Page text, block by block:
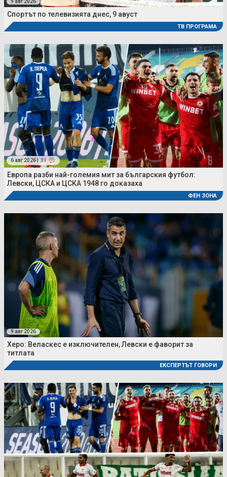
9 авг 2026
Спортът по телевизията днес, 9 авуст
ТВ ПРОГРАМА
6 авг 2026 | 11
Европа разби най-големия мит за българския футбол:
Левски, ЦСКА и ЦСКА 1948 го доказаха
ФЕН ЗОНА
9 авг 2026
Херо: Веласкес е изключителен, Левски е фаворит за
титлата
ЕКСПЕРТЪТ ГОВОРИ